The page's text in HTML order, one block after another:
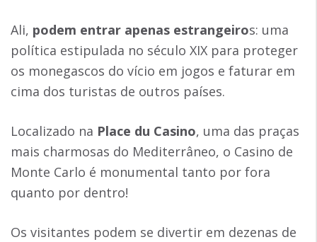
Ali, podem entrar apenas estrangeiros: uma
política estipulada no século XIX para proteger
os monegascos do vício em jogos e faturar em
cima dos turistas de outros países.
Localizado na Place du Casino, uma das praças
mais charmosas do Mediterrâneo, o Casino de
Monte Carlo é monumental tanto por fora
quanto por dentro!
Os visitantes podem se divertir em dezenas de